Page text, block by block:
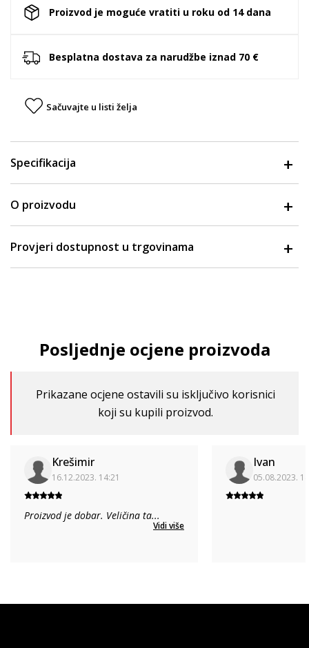
Proizvod je moguće vratiti u roku od 14 dana
Besplatna dostava za narudžbe iznad 70 €
Sačuvajte u listi želja
Specifikacija
O proizvodu
Provjeri dostupnost u trgovinama
Posljednje ocjene proizvoda
Prikazane ocjene ostavili su isključivo korisnici
koji su kupili proizvod.
Krešimir
16.12.2023. 14:21
Proizvod je dobar. Veličina ta...
Vidi više
Ivan
05.08.2023.